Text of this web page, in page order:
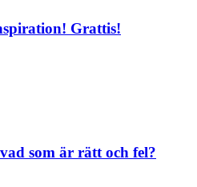
Grattis!
som är rätt och fel?